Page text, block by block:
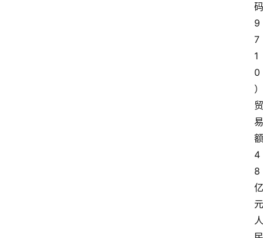
码
9
7
1
0
）
贸
易
额
4
8
亿
元
人